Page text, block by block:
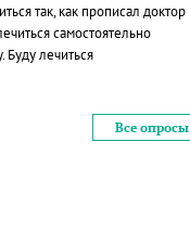
так, как прописал доктор
самостоятельно
Буду лечиться
Все опросы